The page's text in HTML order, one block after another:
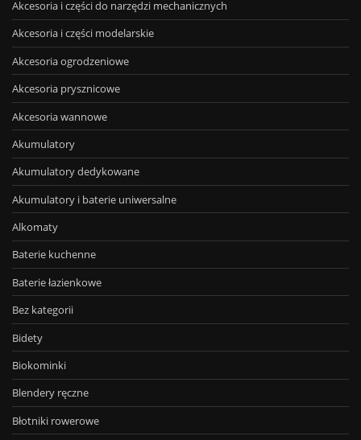
Akcesoria i części do narzędzi mechanicznych
Akcesoria i części modelarskie
Akcesoria ogrodzeniowe
Akcesoria prysznicowe
Akcesoria wannowe
Akumulatory
Akumulatory dedykowane
Akumulatory i baterie uniwersalne
Alkomaty
Baterie kuchenne
Baterie łazienkowe
Bez kategorii
Bidety
Biokominki
Blendery ręczne
Błotniki rowerowe